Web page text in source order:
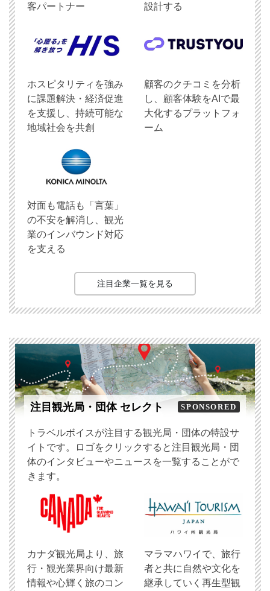
客パートナー
設計する
ホスピタリティを強み
に課題解決・経済促進
を支援し、持続可能な
地域社会を共創
顧客のクチコミを分析
し、顧客体験をAIで最
大化するプラットフォ
ーム
対面も電話も「言葉」
の不安を解消し、観光
業のインバウンド対応
を支える
注目企業一覧を見る
注目観光局・団体 セレクト SPONSORED
トラベルボイスが注目する観光局・団体の特設サ
イトです。ロゴをクリックすると注目観光局・団
体のインタビューやニュースを一覧することがで
きます。
​カナダ観光局より、旅
行・観光業界向け最新
情報や心輝く旅のコン
マラマハワイで、旅行
者と共に自然や文化を
継承していく再生型観